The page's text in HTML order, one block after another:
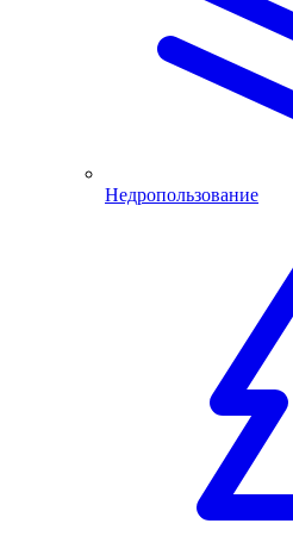
Недропользование